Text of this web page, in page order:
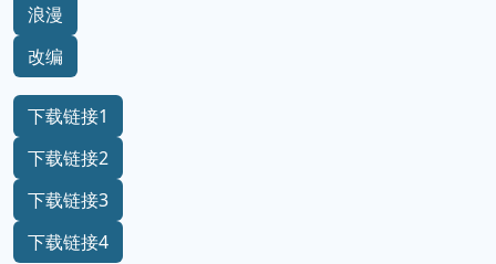
浪漫
改编
下载链接1
下载链接2
下载链接3
下载链接4